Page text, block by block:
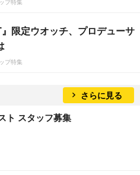
』限定ウオッチ、プロデューサ
プ特集
さらに見る
ト スタッフ募集